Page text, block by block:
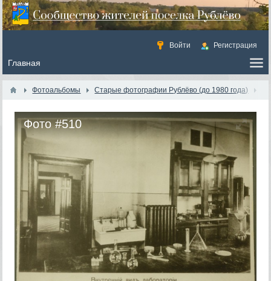
Войти Регистрация
Фотоальбомы Старые фотографии Рублёво (до 1980 года)
Фото #510